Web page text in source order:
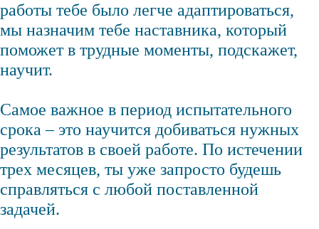
работы тебе было легче адаптироваться,
мы назначим тебе наставника, который
поможет в трудные моменты, подскажет,
научит.
Самое важное в период испытательного
срока – это научится добиваться нужных
результатов в своей работе. По истечении
трех месяцев, ты уже запросто будешь
справляться с любой поставленной
задачей.